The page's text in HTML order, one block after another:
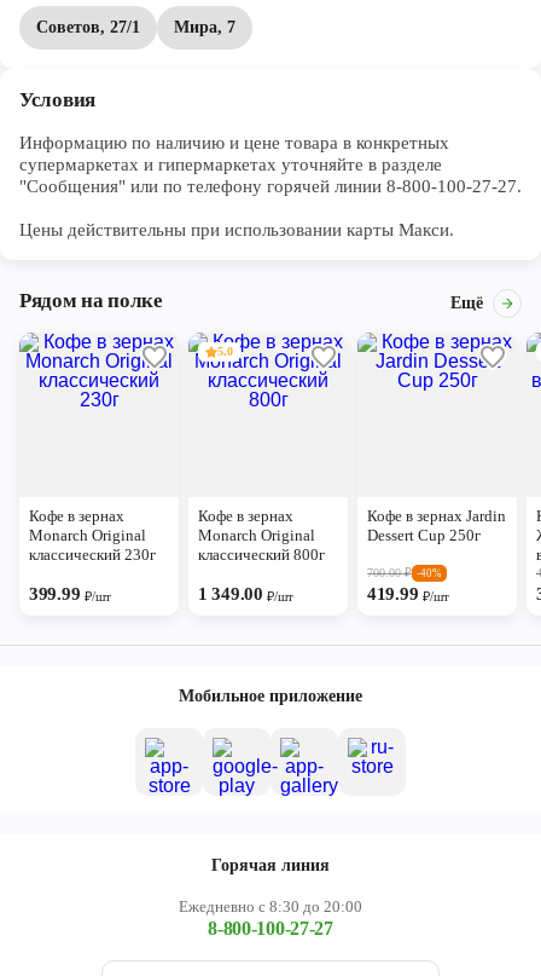
Советов, 27/1 Мира, 7
Условия
Информацию по наличию и цене товара в конкретных
супермаркетах и гипермаркетах уточняйте в разделе
"Сообщения" или по телефону горячей линии 8-800-100-27-27.
Цены действительны при использовании карты Макси.
Рядом на полке Ещё
Кофе в зернах
Monarch Original
классический 230г
399.99 ₽/шт
5.0
Кофе в зернах
Monarch Original
классический 800г
1 349.00₽/шт
Кофе в зернах Jardin
Dessert Cup 250г
700.00₽ -40%
419.99 ₽/шт
Мобильное приложение
Горячая линия
Ежедневно с 8:30 до 20:00
8-800-100-27-27